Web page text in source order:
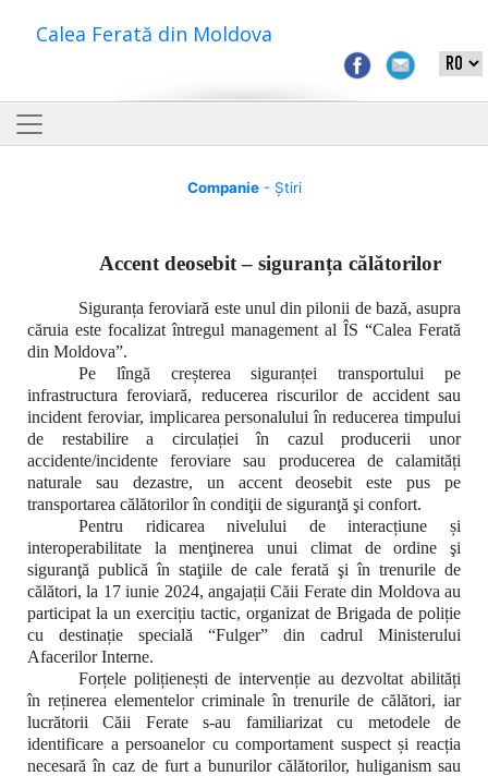
Calea Ferată din Moldova
Companie- Știri
Accent deosebit – siguranța călătorilor
Siguranța feroviară este unul din pilonii de bază, asupra
căruia este focalizat întregul management al ÎS “Calea Ferată
din Moldova”.
Pe lîngă creșterea siguranței transportului pe
infrastructura feroviară, reducerea riscurilor de accident sau
incident feroviar, implicarea personalului în reducerea timpului
de restabilire a circulației în cazul producerii unor
accidente/incidente feroviare sau producerea de calamități
naturale sau dezastre, un accent deosebit este pus pe
transportarea călătorilor în condiţii de siguranţă şi confort.
Pentru ridicarea nivelului de interacțiune și
interoperabilitate la menţinerea unui climat de ordine şi
siguranţă publică în staţiile de cale ferată şi în trenurile de
călători, la 17 iunie 2024, angajații Căii Ferate din Moldova au
participat la un exercițiu tactic, organizat de Brigada de poliție
cu destinație specială “Fulger” din cadrul Ministerului
Afacerilor Interne.
Forțele polițienești de intervenție audezvoltat abilități
în reținerea elementelor criminale în trenurile de călători, iar
lucrătorii Căii Ferate s-au familiarizat cu metodele de
identificare a persoanelor cu comportament suspect și reacția
necesară în caz de furt a bunurilor călătorilor, huliganism sau